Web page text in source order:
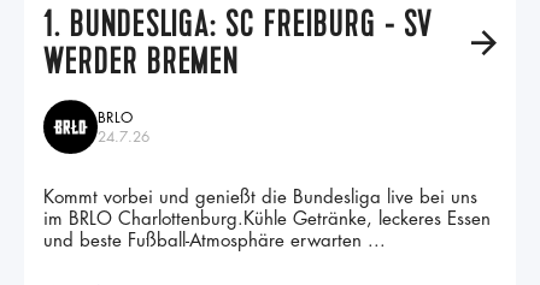
1. BUNDESLIGA: SC FREIBURG - SV
WERDER BREMEN A
BRLO
24.7.26
Kommt vorbei und genießt die Bundesliga live bei uns
im BRLO Charlottenburg.Kühle Getränke, leckeres Essen
und beste Fußball-Atmosphäre erwarten ...